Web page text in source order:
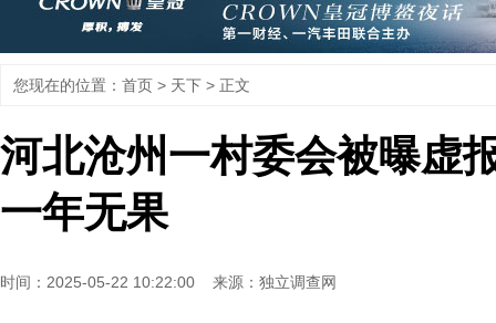
您现在的位置： 首页 > 天下 > 正文
河北沧州一村委会被曝虚
一年无果
时间：2025-05-22 10:22:00 来源： 独立调查网